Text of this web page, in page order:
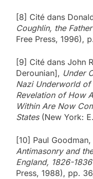
[8] Cité dans
Coughlin, the
Free Press, 1996),
[9] Cité dans John
Derounian], Under
Nazi Underworld of
Revelation of How
Within Are Now
States(New York:
[10] Paul Goodman,
Antimasonry and
England, 1826-1836
Press, 1988), pp.